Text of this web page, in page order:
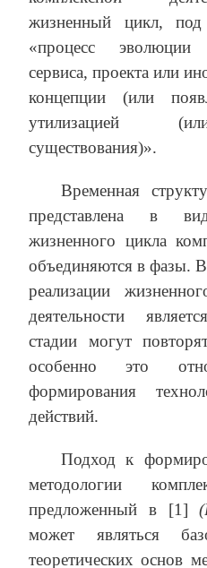
жизненный цикл, под
«процесс эволюции
сервиса, проекта или
концепции (или
утилизацией
существования)».
Временная
представлена в
жизненного цикла
объединяются в фазы.
реализации
деятельности
стадии могут
особенно это
формирования
действий.
Подход к
методологии
предложенный в [1]
может являться
теоретических основ